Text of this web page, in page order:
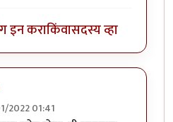
इन कराकिंवासदस्य व्हा
2022 01:41